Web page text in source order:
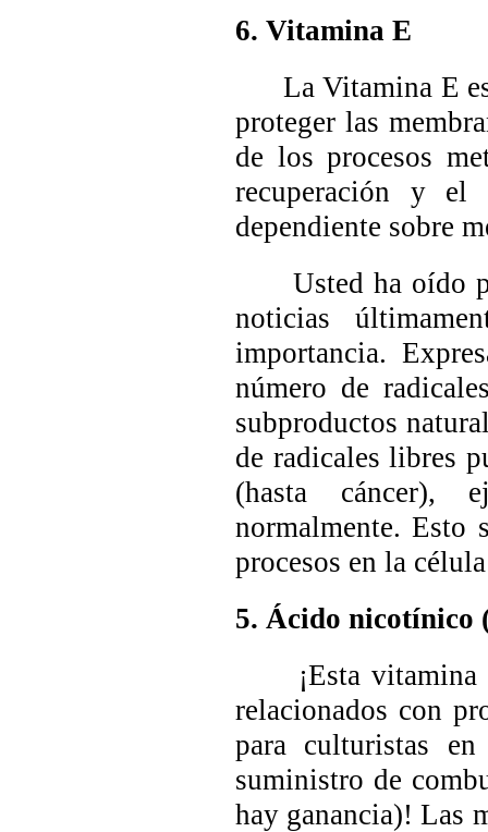
6. Vitamina E
La Vitamina E es
proteger las
de los procesos
recuperación y el
dependiente sobre
Usted ha oído
noticias
importancia.
número de
subproductos
de radicales libres
(hasta cáncer),
normalmente. Esto
procesos en la
5. Ácido nicotínico
¡Esta vitamina
relacionados con
para culturistas
suministro de
hay ganancia)! Las